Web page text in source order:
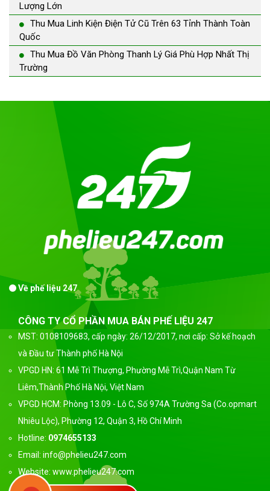
Lượng Lớn
Thu Mua Linh Kiện Điện Tử Cũ Trên 63 Tỉnh Thành Toàn
Quốc
Thu Mua Đồ Văn Phòng Thanh Lý Giá Phù Hợp Nhất Thị
Trường
Về phế liệu 247
CÔNG TY CỔ PHẦN MUA BÁN PHẾ LIỆU 247
MST: 0108109683, cấp ngày: 26/12/2017, nơi cấp: Sở kế hoạch
và Đầu tư Thành phố Hà Nội
VPGD HN: 61 Mễ Trì Thượng, Phường Mễ Trì,Quận Nam Từ
Liêm,Thành Phố Hà Nội, Việt Nam
VPGD HCM: Phòng 13.09 - Lô C, Số 974A Trường Sa (Co.opmart
Nhiêu Lộc), Phường 12, Quận 3, Hồ Chí Minh
Hotline: 0974655133
Email: info@phelieu247.com
Website: www.phelieu247.com